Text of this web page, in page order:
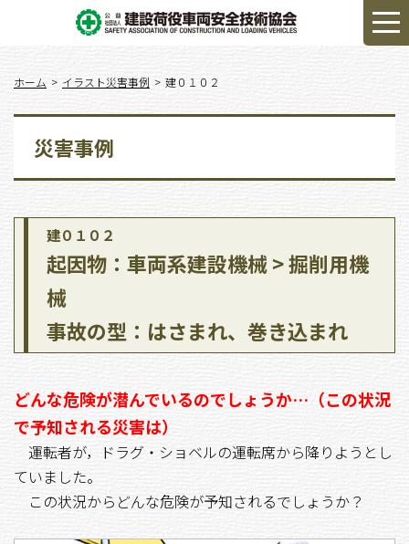
ホーム イラスト災害事例 建０１０２
災害事例
建０１０２
起因物：車両系建設機械 > 掘削用機
械
事故の型：はさまれ、巻き込まれ
どんな危険が潜んでいるのでしょうか…（この状況
で予知される災害は）
運転者が，ドラグ・ショベルの運転席から降りようとし
ていました。
この状況からどんな危険が予知されるでしょうか？